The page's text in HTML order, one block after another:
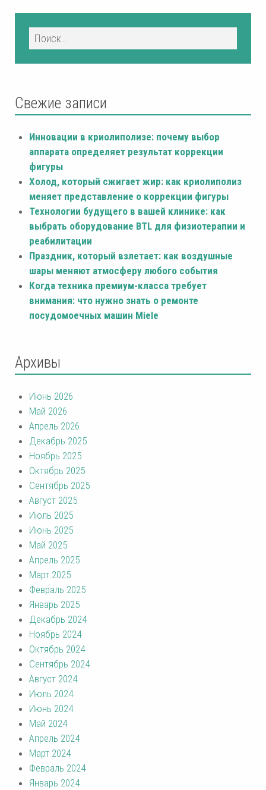
Свежие записи
Инновации в криолиполизе: почему выбор
аппарата определяет результат коррекции
фигуры
Холод, который сжигает жир: как криолиполиз
меняет представление о коррекции фигуры
Технологии будущего в вашей клинике: как
выбрать оборудование BTL для физиотерапии и
реабилитации
Праздник, который взлетает: как воздушные
шары меняют атмосферу любого события
Когда техника премиум-класса требует
внимания: что нужно знать о ремонте
посудомоечных машин Miele
Архивы
Июнь 2026
Май 2026
Апрель 2026
Декабрь 2025
Ноябрь 2025
Октябрь 2025
Сентябрь 2025
Август 2025
Июль 2025
Июнь 2025
Май 2025
Апрель 2025
Март 2025
Февраль 2025
Январь 2025
Декабрь 2024
Ноябрь 2024
Октябрь 2024
Сентябрь 2024
Август 2024
Июль 2024
Июнь 2024
Май 2024
Апрель 2024
Март 2024
Февраль 2024
Январь 2024